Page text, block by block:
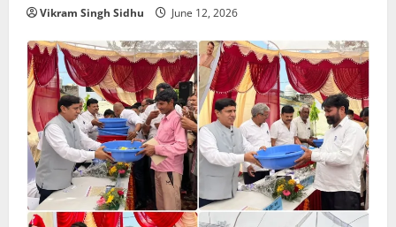
Vikram Singh Sidhu June 12, 2026